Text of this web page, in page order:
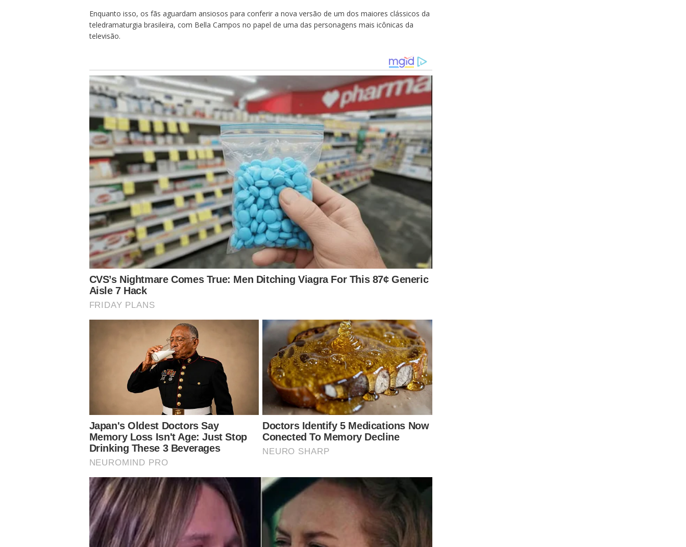
Enquanto isso, os fãs aguardam ansiosos para conferir a nova versão de um dos maiores clássicos da
teledramaturgia brasileira, com Bella Campos no papel de uma das personagens mais icônicas da
televisão.